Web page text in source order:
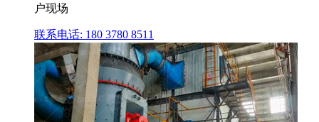
户现场
联系电话: 180 3780 8511